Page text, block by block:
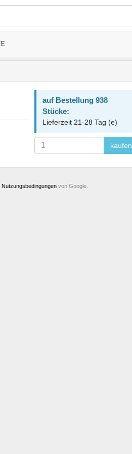
auf Bestellung 938
Stücke:
Lieferzeit 21-28 Tag (e)
kaufen
Nutzungsbedingungen von Google.